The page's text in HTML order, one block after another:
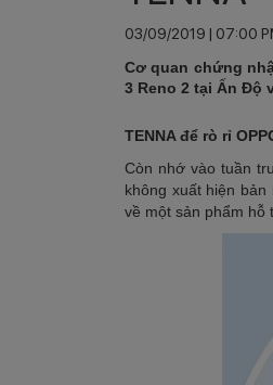
03/09/2019 | 07:00
Cơ quan chứng
3 Reno 2 tại Ấn Độ
TENNA để rò rỉ
Còn nhớ vào tuần
không xuất hiện
về một sản phẩm hỗ